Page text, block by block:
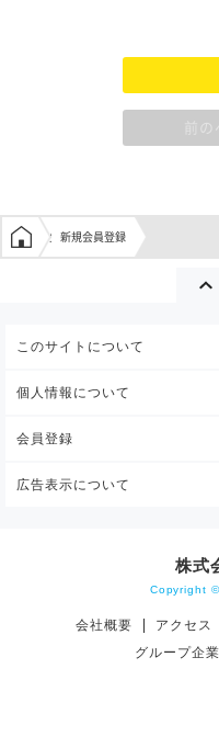
前
学生の窓口トップ
新規会員登録
このサイトについて
個人情報について
会員登録
広告表示について
株式
Copyright
会社概要 アクセス
グループ企業